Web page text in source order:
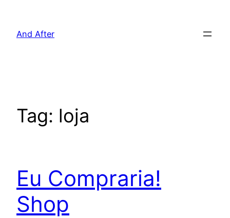
And After
Tag: loja
Eu Compraria!
Shop